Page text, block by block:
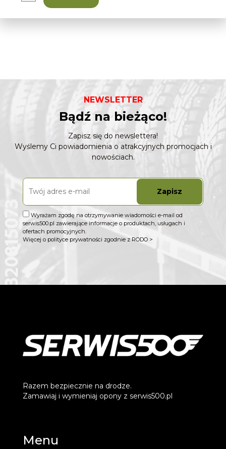
NEWSLETTER
Bądź na bieżąco!
Zapisz się do newslettera!
Wyślemy Ci powiadomienia o atrakcyjnych promocjach i
nowościach.
Zapisz
Wyrażam zgodę na otrzymywanie wiadomości e-mail od
serwis500.pl zawierające informacje o produktach, usługach i
ofertach promocyjnych.
Więcej o polityce prywatności zgodnie z RODO >
Razem bezpiecznie na drodze.
Zamawiaj i wymieniaj opony z serwis500.pl
Menu